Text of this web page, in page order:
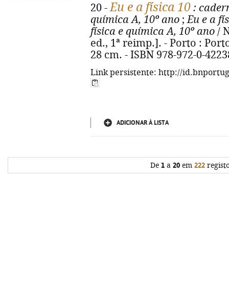
20 -Eu e a física 10 :
química A, 10º ano ;Eu e a
física e química A, 10º ano /
ed., 1ª reimp.]. - Porto :
28 cm. - ISBN 978-972-0-
Link persistente: http://
ADICIONAR À LISTA
De 1 a 20 em 222